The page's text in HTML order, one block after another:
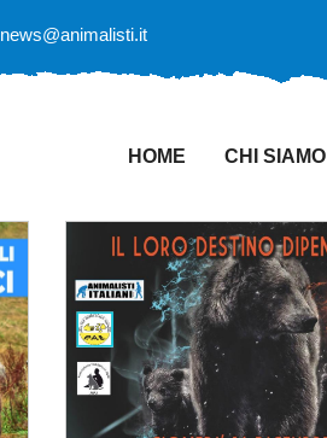
news@animalisti.it
HOME CHI SIAMO